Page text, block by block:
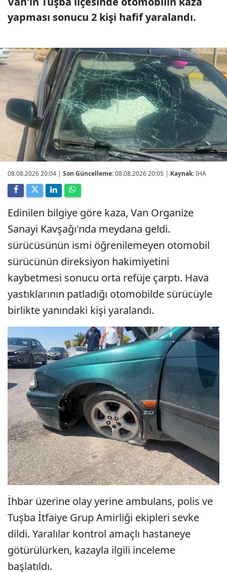
yapması sonucu 2 kişi hafif yaralandı.
08.08.2026 20:04 | Son Güncelleme:08.08.2026 20:05 | Kaynak:İHA
Edinilen bilgiye göre kaza, Van Organize
Sanayi Kavşağı'nda meydana geldi.
sürücüsünün ismi öğrenilemeyen otomobil
sürücünün direksiyon hakimiyetini
kaybetmesi sonucu orta refüje çarptı. Hava
yastıklarının patladığı otomobilde sürücüyle
birlikte yanındaki kişi yaralandı.
İhbar üzerine olay yerine ambulans, polis ve
Tuşba İtfaiye Grup Amirliği ekipleri sevke
dildi. Yaralılar kontrol amaçlı hastaneye
götürülürken, kazayla ilgili inceleme
başlatıldı.